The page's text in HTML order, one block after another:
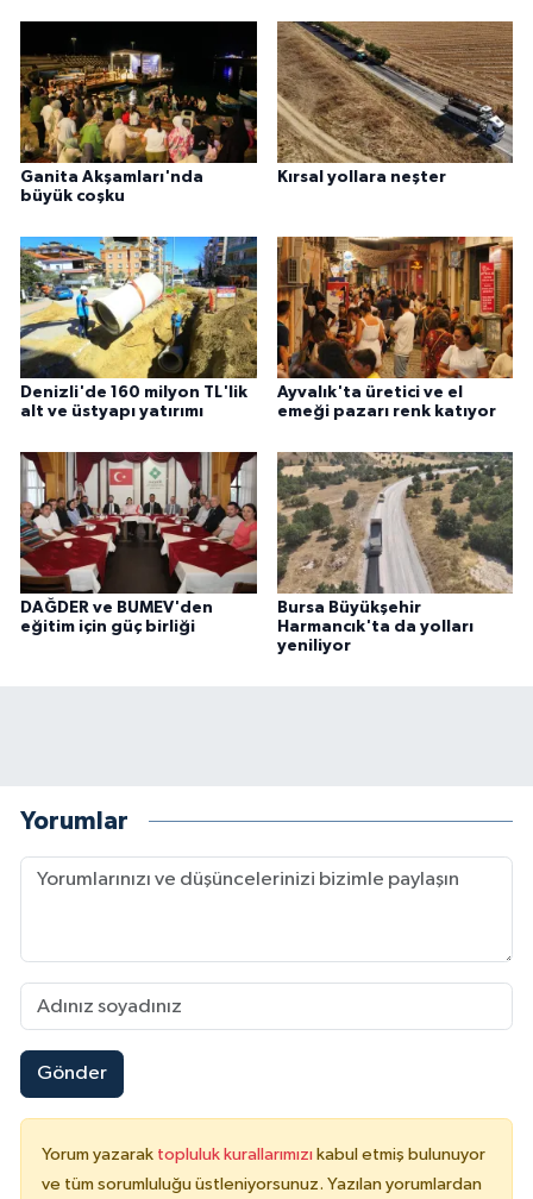
Ganita Akşamları'nda
büyük coşku
Kırsal yollara neşter
Denizli'de 160 milyon TL'lik
alt ve üstyapı yatırımı
Ayvalık'ta üretici ve el
emeği pazarı renk katıyor
DAĞDER ve BUMEV'den
eğitim için güç birliği
Bursa Büyükşehir
Harmancık'ta da yolları
yeniliyor
Yorumlar
Gönder
Yorum yazarak topluluk kurallarımızı kabul etmiş bulunuyor
ve tüm sorumluluğu üstleniyorsunuz. Yazılan yorumlardan